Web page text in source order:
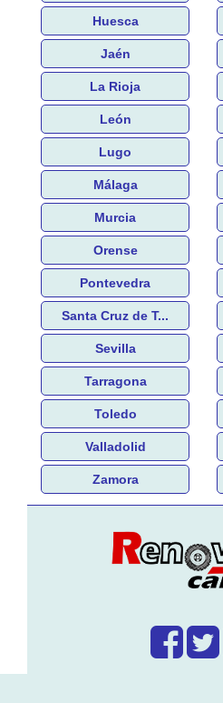
Huesca
Jaén
La Rioja
León
Lugo
Málaga
Murcia
Orense
Pontevedra
Santa Cruz de T...
Sevilla
Tarragona
Toledo
Valladolid
Zamora